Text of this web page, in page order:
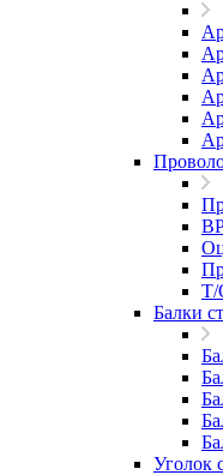
Т/
Балки
Уголок